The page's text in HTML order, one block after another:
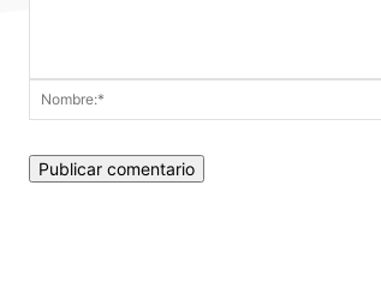
Comentario: